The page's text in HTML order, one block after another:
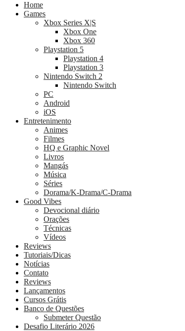
Home
Games
Xbox Series X|S
Xbox One
Xbox 360
Playstation 5
Playstation 4
Playstation 3
Nintendo Switch 2
Nintendo Switch
PC
Android
iOS
Entretenimento
Animes
Filmes
HQ e Graphic Novel
Livros
Mangás
Música
Séries
Dorama/K-Drama/C-Drama
Good Vibes
Devocional diário
Orações
Técnicas
Vídeos
Reviews
Tutoriais/Dicas
Notícias
Contato
Reviews
Lançamentos
Cursos Grátis
Banco de Questões
Submeter Questão
Desafio Literário 2026